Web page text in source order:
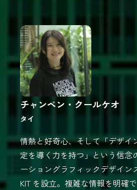
チャンペン・クールケオ
タイ
情熱と好奇心、そして「デザイ
定を導く力を持つ」という信念
ーショングラフィックデザイン
KIT を設立。複雑な情報を明確